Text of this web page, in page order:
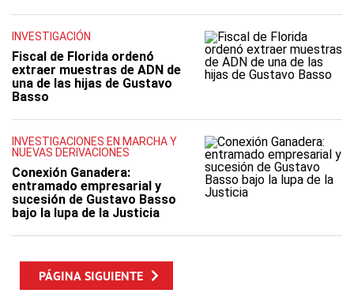
INVESTIGACIÓN
Fiscal de Florida ordenó
extraer muestras de ADN de
una de las hijas de Gustavo
Basso
INVESTIGACIONES EN MARCHA Y
NUEVAS DERIVACIONES
Conexión Ganadera:
entramado empresarial y
sucesión de Gustavo Basso
bajo la lupa de la Justicia
PÁGINA SIGUIENTE